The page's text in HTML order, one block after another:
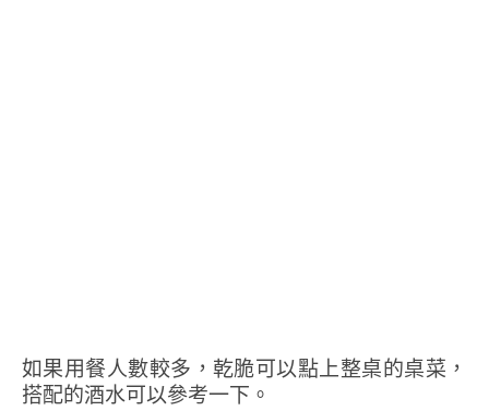
如果用餐人數較多，乾脆可以點上整桌的桌菜，
搭配的酒水可以參考一下。